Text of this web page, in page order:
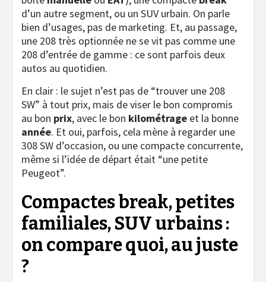
d’un autre segment, ou un SUV urbain. On parle
bien d’usages, pas de marketing. Et, au passage,
une 208 très optionnée ne se vit pas comme une
208 d’entrée de gamme : ce sont parfois deux
autos au quotidien.
En clair : le sujet n’est pas de “trouver une 208
SW” à tout prix, mais de viser le bon compromis
au bon prix, avec le bon kilométrage et la bonne
année. Et oui, parfois, cela mène à regarder une
308 SW d’occasion, ou une compacte concurrente,
même si l’idée de départ était “une petite
Peugeot”.
Compactes break, petites
familiales, SUV urbains :
on compare quoi, au juste
?